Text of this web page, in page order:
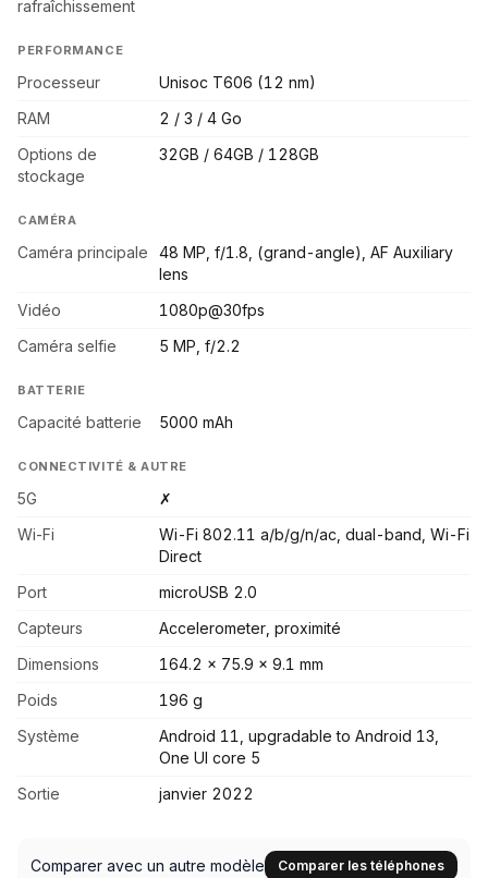
rafraîchissement
PERFORMANCE
Processeur
Unisoc T606 (12 nm)
RAM
2 / 3 / 4 Go
Options de
stockage
32GB / 64GB / 128GB
CAMÉRA
Caméra principale
48 MP, f/1.8, (grand-angle), AF Auxiliary
lens
Vidéo
1080p@30fps
Caméra selfie
5 MP, f/2.2
BATTERIE
Capacité batterie 5000 mAh
CONNECTIVITÉ & AUTRE
5G
✗
Wi-Fi
Wi-Fi 802.11 a/b/g/n/ac, dual-band, Wi-Fi
Direct
Port
microUSB 2.0
Capteurs
Accelerometer, proximité
Dimensions
164.2 x 75.9 x 9.1 mm
Poids
196 g
Système
Android 11, upgradable to Android 13,
One UI core 5
Sortie
janvier 2022
Comparer avec un autre modèle Comparer les téléphones